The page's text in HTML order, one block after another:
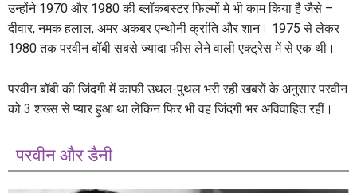
उन्होंने 1970 और 1980 कीब्लॉकबस्टरफिल्मों मे भी काम किया है जैसे –
दीवार, नमक हलाल, अमर अकबर एन्थोनी क्रांति और शान। 1975 से लेकर
1980 तक परवीन बॉबी सबसे ज्यादा फीस लेने वाली एक्ट्रेस में से एक थी।
परवीन बॉबी की जिंदगी में काफी उथल-पुथल भरी रही खबरों के अनुसार परवीन
को 3 शख्स से प्यार हुआ था लेकिन फिर भी वह जिंदगी भर अविवाहित रहीं।
परवीन और डैनी